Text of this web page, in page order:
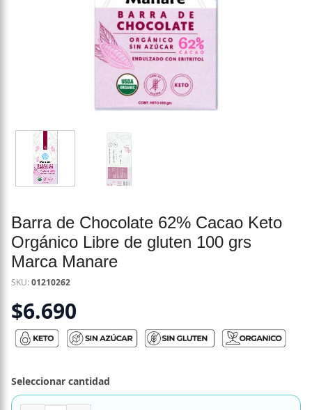
Barra de Chocolate 62% Cacao Keto
Orgánico Libre de gluten 100 grs
Marca Manare
SKU:01210262
$6.690
Seleccionar cantidad